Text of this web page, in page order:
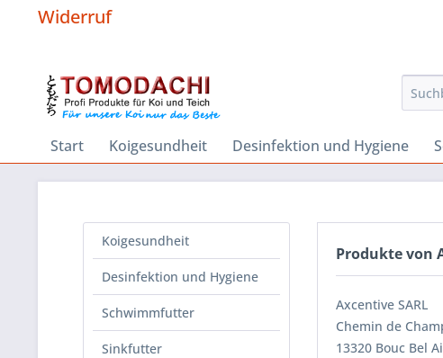
Widerruf
Start Koigesundheit Desinfektion und Hygiene
Koigesundheit
Desinfektion und Hygiene
Schwimmfutter
Sinkfutter
Produkte von
Axcentive SARL
Chemin de
13320 Bouc Bel